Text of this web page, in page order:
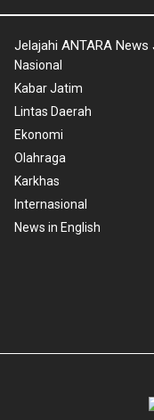
Jelajahi ANTARA
Nasional
Kabar Jatim
Lintas Daerah
Ekonomi
Olahraga
Karkhas
Internasional
News in English